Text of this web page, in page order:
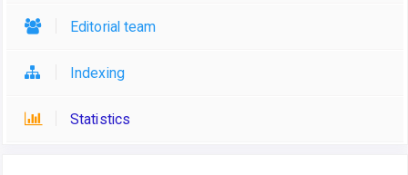
Editorial team
Indexing
Statistics